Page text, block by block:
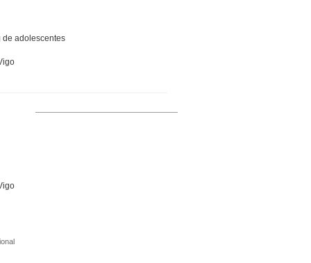
de adolescentes